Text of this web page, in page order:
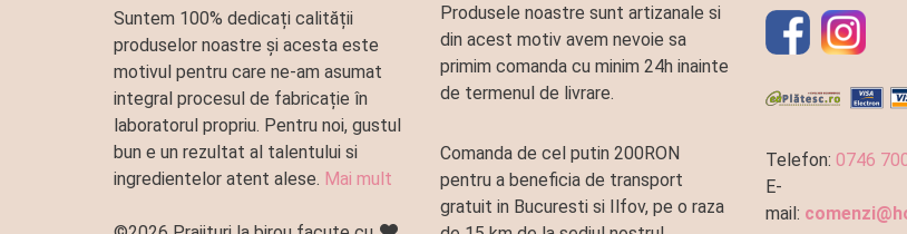
Suntem 100% dedicați calității
produselor noastre și acesta este
motivul pentru care ne-am asumat
integral procesul de fabricație în
laboratorul propriu. Pentru noi, gustul
bun e un rezultat al talentului si
ingredientelor atent alese. Mai mult
Produsele noastre sunt artizanale si
din acest motiv avem nevoie sa
primim comanda cu minim 24h inainte
de termenul de livrare.
Comanda de cel putin 200RON
pentru a beneficia de transport
gratuit in Bucuresti si Ilfov, pe o raza
Telefon: 0746
E-
mail: